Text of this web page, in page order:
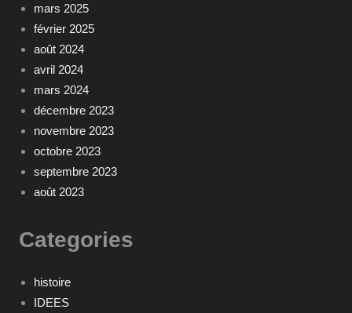
mars 2025
février 2025
août 2024
avril 2024
mars 2024
décembre 2023
novembre 2023
octobre 2023
septembre 2023
août 2023
Categories
histoire
IDEES